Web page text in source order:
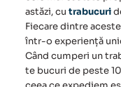
astăzi, cu trabucuri
Fiecare dintre aceste
într-o experiență
Când cumperi un
te bucuri de peste